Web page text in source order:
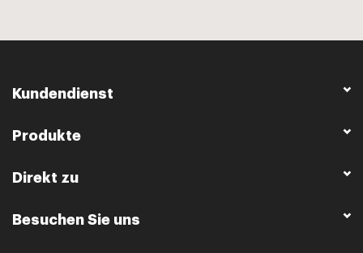
Kundendienst
Produkte
Direkt zu
Besuchen Sie uns